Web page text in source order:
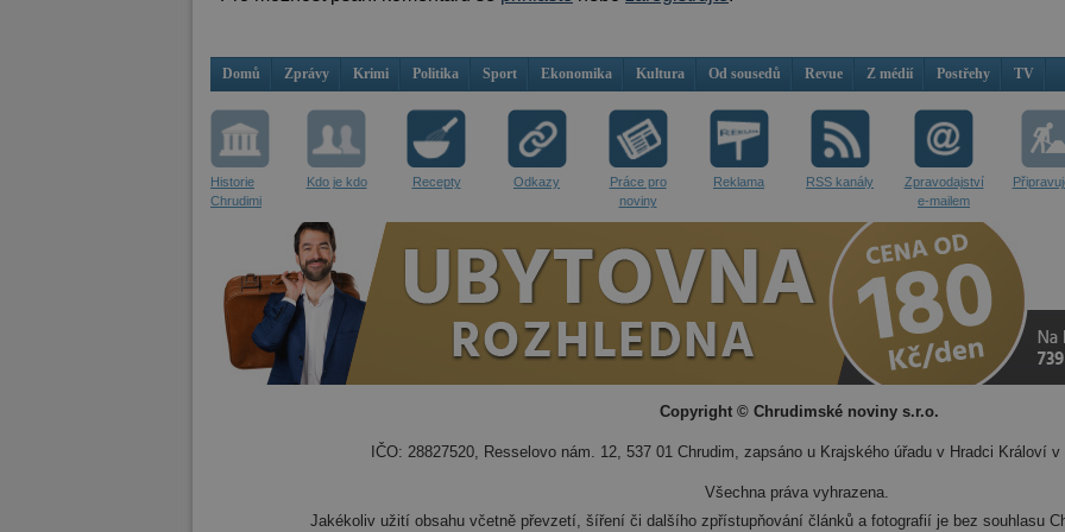
Domů Zprávy Krimi Politika Sport Ekonomika Kultura Od sousedů Revue Z médií Postřehy TV
Historie
Chrudimi
Kdo je kdo Recepty Odkazy
Práce pro
noviny
Reklama RSS kanály
Zpravodajství
e-mailem
Copyright © Chrudimské noviny s.r.o.
IČO: 28827520, Resselovo nám. 12, 537 01 Chrudim, zapsáno u Krajského úřadu v Hradci Královí
Všechna práva vyhrazena.
Jakékoliv užití obsahu včetně převzetí, šíření či dalšího zpřístupňování článků a fotografií je bez souhlasu